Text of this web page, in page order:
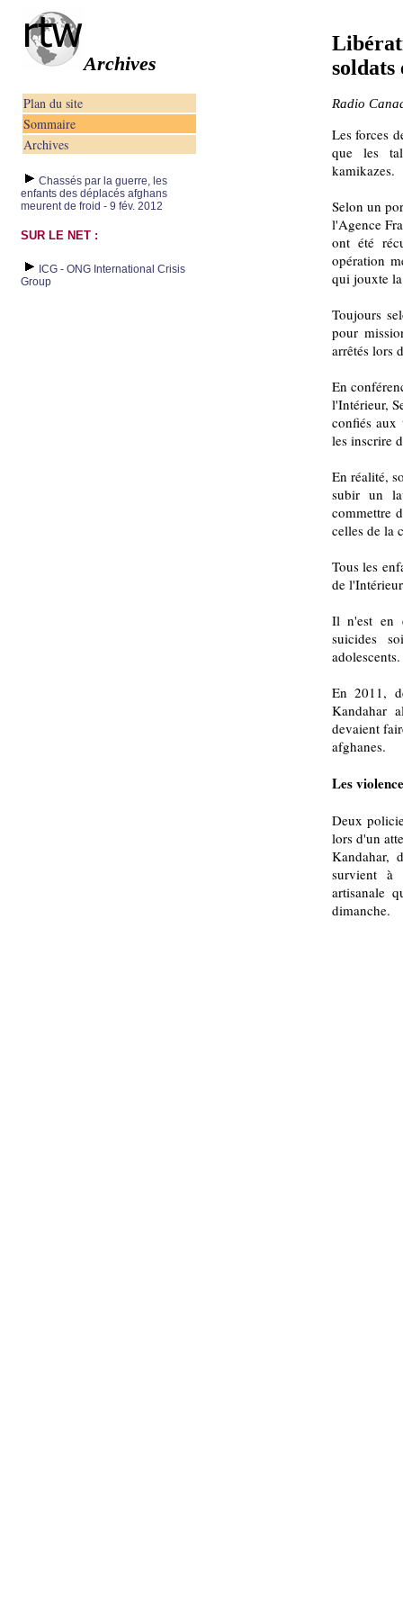
Archives
Plan du site
Sommaire
Archives
Chassés par la guerre, les
enfants des déplacés afghans
meurent de froid - 9 fév. 2012
SUR LE NET :
ICG - ONG International Crisis
Group
soldats
Radio
Les forces
que les
kamikazes.
Selon un
l'Agence
ont été
opération
qui jouxte
Toujours
pour
arrêtés lors
En
l'Intérieur,
confiés aux
les inscrire
En réalité,
subir un
commettre
celles de la
Tous les
de
Il n'est en
suicides
adolescents.
En 2011,
Kandahar
devaient
afghanes.
Les
Deux
lors d'un
Kandahar,
survient à
artisanale
dimanche.